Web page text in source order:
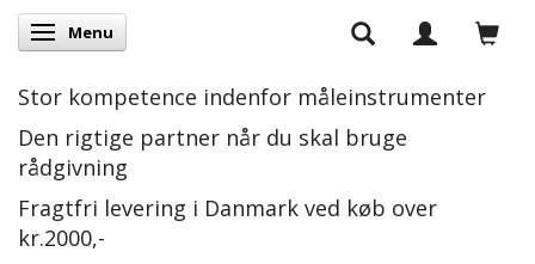
Skifte navigation
Menu
Stor kompetence indenfor måleinstrumenter
Den rigtige partner når du skal bruge
rådgivning
Fragtfri levering i Danmark ved køb over
kr.2000,-